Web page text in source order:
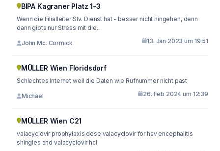
BIPA Kagraner Platz 1-3
Wenn die Filialleiter Stv. Dienst hat - besser nicht hingehen, denn
dann gibts nur Stress mit die...
John Mc. Cormick 13. Jan 2023 um 19:51
MÜLLER Wien Floridsdorf
Schlechtes Internet weil die Daten wie Rufnummer nicht past
Michael 26. Feb 2024 um 12:39
MÜLLER Wien C21
valacyclovir prophylaxis dose valacyclovir for hsv encephalitis
shingles and valacyclovir hcl